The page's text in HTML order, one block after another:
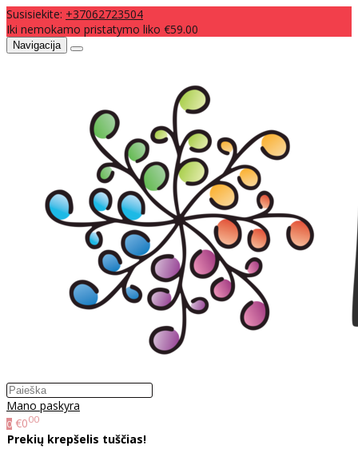
Susisiekite: +37062723504
Iki nemokamo pristatymo liko €59.00
Navigacija
Mano paskyra
0 €000
Prekių krepšelis tuščias!